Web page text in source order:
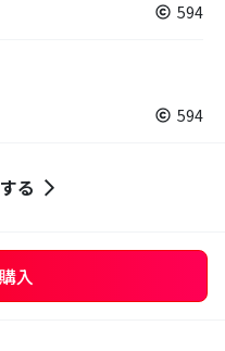
594
594
る
入